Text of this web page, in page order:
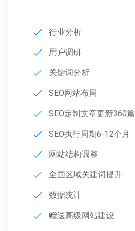
行业分析
用户调研
关键词分析
SEO网站布局
SEO定制文章更新360篇
SEO执行周期6-12个月
网站结构调整
全国区域关建词提升
数据统计
赠送高级网站建设